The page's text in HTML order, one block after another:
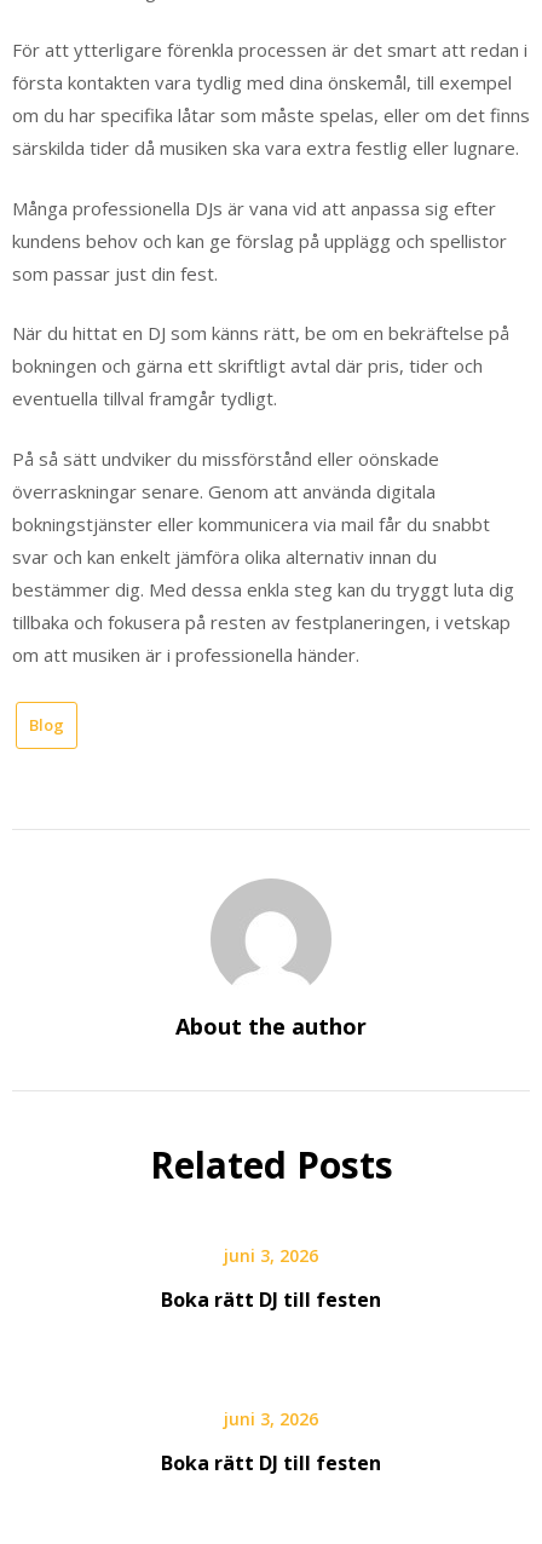
För att ytterligare förenkla processen är det smart att redan i
första kontakten vara tydlig med dina önskemål, till exempel
om du har specifika låtar som måste spelas, eller om det finns
särskilda tider då musiken ska vara extra festlig eller lugnare.
Många professionella DJs är vana vid att anpassa sig efter
kundens behov och kan ge förslag på upplägg och spellistor
som passar just din fest.
När du hittat en DJ som känns rätt, be om en bekräftelse på
bokningen och gärna ett skriftligt avtal där pris, tider och
eventuella tillval framgår tydligt.
På så sätt undviker du missförstånd eller oönskade
överraskningar senare. Genom att använda digitala
bokningstjänster eller kommunicera via mail får du snabbt
svar och kan enkelt jämföra olika alternativ innan du
bestämmer dig. Med dessa enkla steg kan du tryggt luta dig
tillbaka och fokusera på resten av festplaneringen, i vetskap
om att musiken är i professionella händer.
Blog
About the author
Related Posts
juni 3, 2026
Boka rätt DJ till festen
juni 3, 2026
Boka rätt DJ till festen